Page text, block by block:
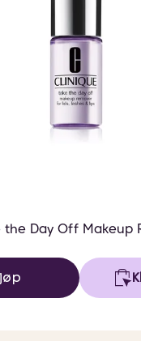
the Day Off Makeup